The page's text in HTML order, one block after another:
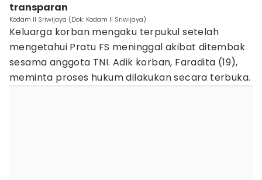
transparan
Kodam II Sriwijaya (Dok: Kodam II Sriwijaya)
Keluarga korban mengaku terpukul setelah
mengetahui Pratu FS meninggal akibat ditembak
sesama anggota TNI. Adik korban, Faradita (19),
meminta proses hukum dilakukan secara terbuka.